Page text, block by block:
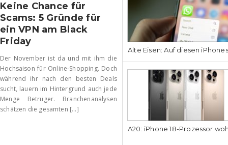
Keine Chance für
Scams: 5 Gründe für
ein VPN am Black
Friday
Der November ist da und mit ihm die
Hochsaison für Online-Shopping. Doch
während ihr nach den besten Deals
sucht, lauern im Hintergrund auch jede
Menge Betrüger. Branchenanalysen
schätzen die gesamten [...]
Alte Eisen: Auf diesen
A20: iPhone 18-Prozessor